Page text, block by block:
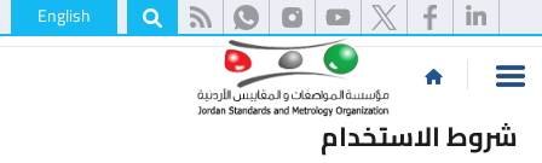
English
شروط الاستخدام